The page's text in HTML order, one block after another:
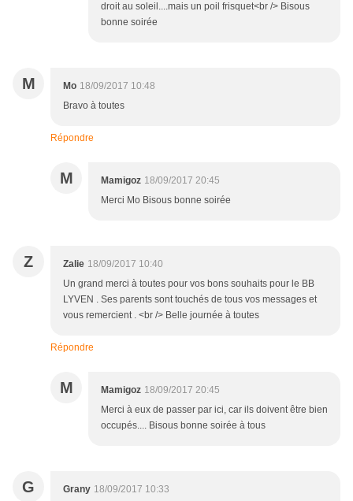
droit au soleil....mais un poil frisquet<br /> Bisous
bonne soirée
M Mo 18/09/2017 10:48
Bravo à toutes
Répondre
M Mamigoz 18/09/2017 20:45
Merci Mo Bisous bonne soirée
Z Zalie 18/09/2017 10:40
Un grand merci à toutes pour vos bons souhaits pour le BB
LYVEN . Ses parents sont touchés de tous vos messages et
vous remercient . <br /> Belle journée à toutes
Répondre
M Mamigoz 18/09/2017 20:45
Merci à eux de passer par ici, car ils doivent être bien
occupés.... Bisous bonne soirée à tous
G Grany 18/09/2017 10:33